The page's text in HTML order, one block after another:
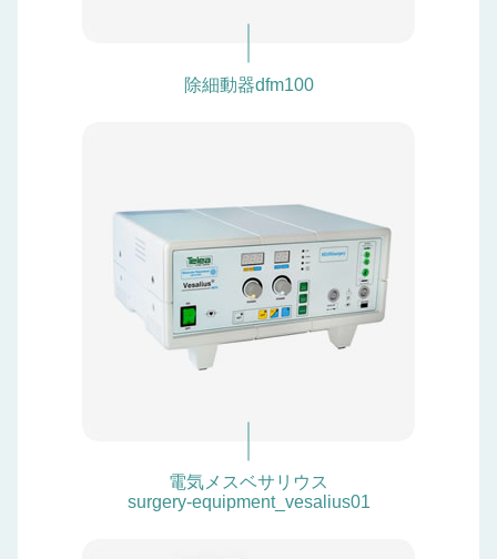
除細動器dfm100
電気メスベサリウス
surgery-equipment_vesalius01